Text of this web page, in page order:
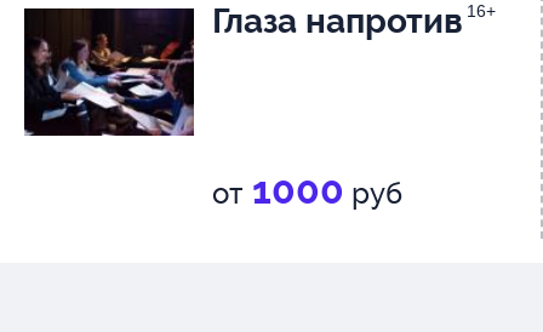
Глаза напротив 16+
от 1000 руб